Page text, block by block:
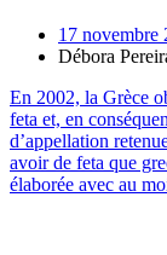
17 novembre
Débora
En 2002, la Grèce
feta et, en
d’appellation
avoir de feta que
élaborée avec au